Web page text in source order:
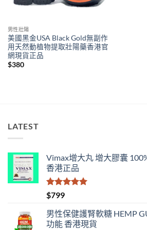
男性壯陽
美國黑金USA Black Gold無副作
用天然動植物提取壯陽藥香港官
網現貨正品
$380
LATEST
Vimax增大丸 增大膠囊
香港正品
評分
滿分 5
$799
男性保健護腎軟糖 HEMP
功能 香港現貨